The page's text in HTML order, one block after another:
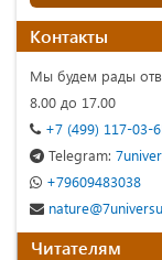
Контакты
Мы будем рады
8.00 до 17.00
+7 (499) 117-03-
Telegram:
+79609483038
Читателям